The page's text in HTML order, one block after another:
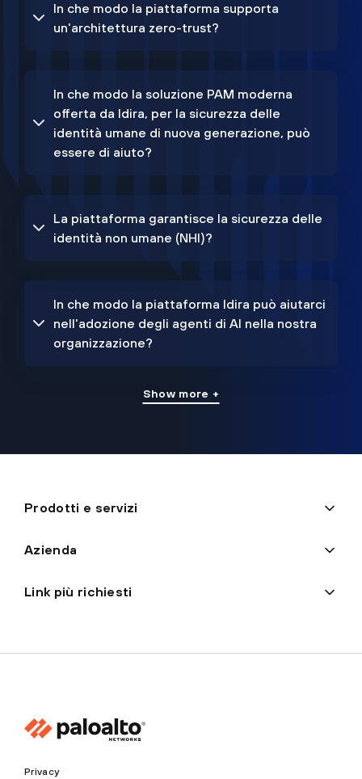
In che modo la piattaforma supporta
un'architettura zero-trust?
In che modo la soluzione PAM moderna
offerta da Idira, per la sicurezza delle
identità umane di nuova generazione, può
essere di aiuto?
La piattaforma garantisce la sicurezza delle
identità non umane (NHI)?
In che modo la piattaforma Idira può aiutarci
nell'adozione degli agenti di AI nella nostra
organizzazione?
Show more +
Prodotti e servizi
Azienda
Link più richiesti
Privacy